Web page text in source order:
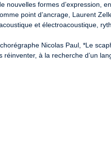
nouvelles formes d’expression,
point d’ancrage, Laurent
et électroacoustique,
Nicolas Paul, *Le
réinventer, à la recherche d’un